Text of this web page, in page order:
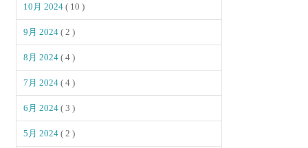
10月 2024( 10 )
9月 2024( 2 )
8月 2024( 4 )
7月 2024( 4 )
6月 2024( 3 )
5月 2024( 2 )